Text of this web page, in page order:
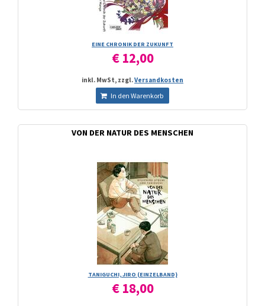
EINE CHRONIK DER ZUKUNFT
€ 12,00
inkl. MwSt, zzgl.Versandkosten
In den Warenkorb
VON DER NATUR DES MENSCHEN
TANIGUCHI, JIRO (EINZELBAND)
€ 18,00